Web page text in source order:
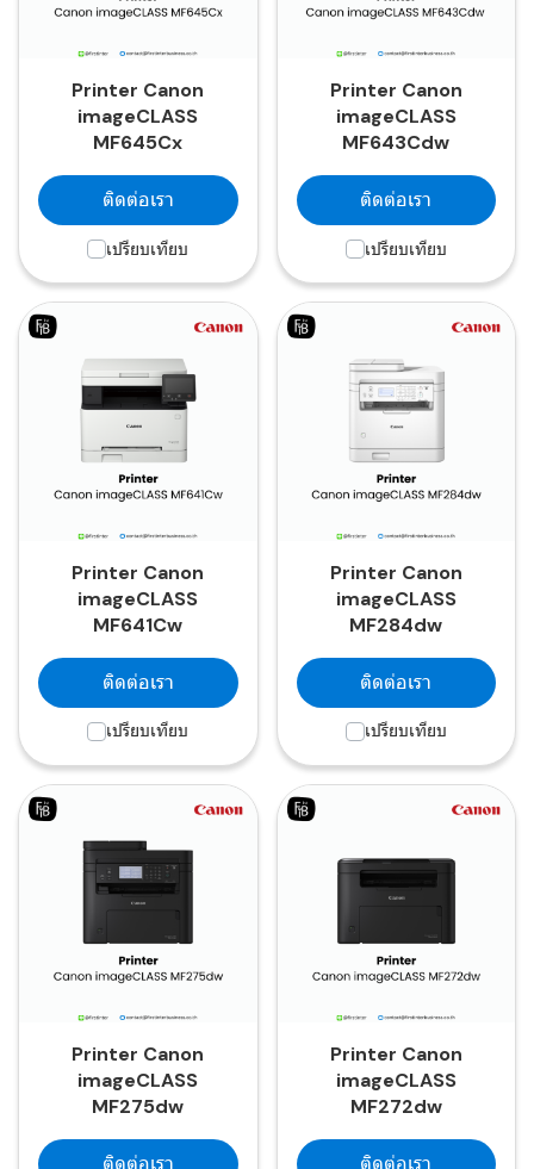
Printer Canon
imageCLASS
MF645Cx
ติดต่อเรา
เปรียบเทียบ
Printer Canon
imageCLASS
MF643Cdw
ติดต่อเรา
เปรียบเทียบ
Printer Canon
imageCLASS
MF641Cw
ติดต่อเรา
เปรียบเทียบ
Printer Canon
imageCLASS
MF284dw
ติดต่อเรา
เปรียบเทียบ
Printer Canon
imageCLASS
MF275dw
Printer Canon
imageCLASS
MF272dw